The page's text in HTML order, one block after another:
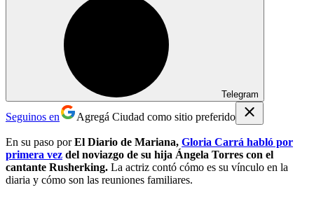
Telegram
Seguinos en Agregá Ciudad como sitio preferido
En su paso porEl Diario de Mariana, Gloria Carrá habló por
primera vez del noviazgo de su hija Ángela Torres con el
cantante Rusherking. La actriz contó cómo es su vínculo en la
diaria y cómo son las reuniones familiares.